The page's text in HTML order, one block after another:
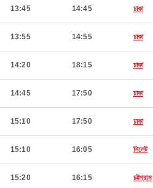
13:45 14:45 ঢাকা
13:55 14:55 ঢাকা
14:20 18:15 ঢাকা
14:45 17:50 ঢাকা
15:10 17:50 ঢাকা
15:10 16:05 সিলেট
15:20 16:15 চট্টগ্রাম